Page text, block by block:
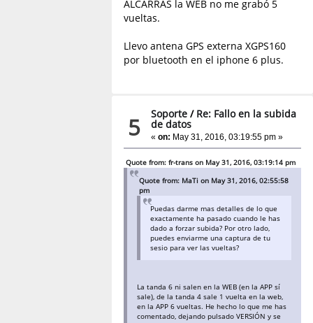
ALCARRÁS la WEB no me grabó 5
vueltas.
Llevo antena GPS externa XGPS160
por bluetooth en el iphone 6 plus.
5 Soporte / Re: Fallo en la subida
de datos
«on: May 31, 2016, 03:19:55 pm »
Quote from: fr-trans on May 31, 2016, 03:19:14 pm
Quote from: MaTi on May 31, 2016, 02:55:58
pm
Puedas darme mas detalles de lo que
exactamente ha pasado cuando le has
dado a forzar subida? Por otro lado,
puedes enviarme una captura de tu
sesio para ver las vueltas?
La tanda 6 ni salen en la WEB (en la APP sí
sale), de la tanda 4 sale 1 vuelta en la web,
en la APP 6 vueltas. He hecho lo que me has
comentado, dejando pulsado VERSIÓN y se